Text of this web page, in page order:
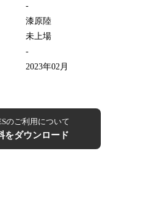
-
漆原陸
未上場
-
2023年02月
のご利用について
をダウンロード